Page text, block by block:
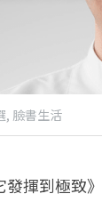
, 臉書生活
揮到極致》